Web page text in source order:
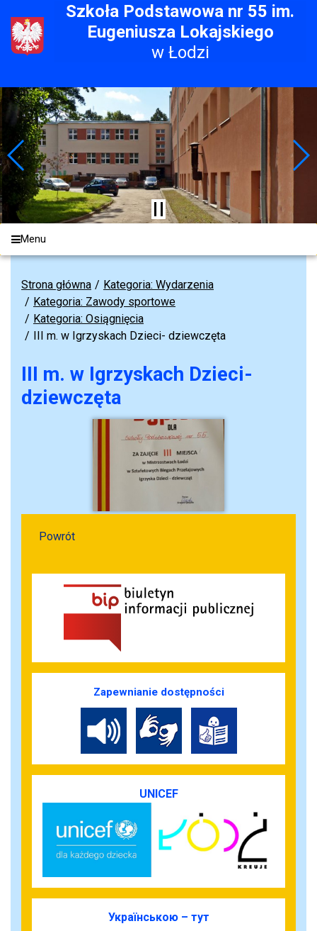
Szkoła Podstawowa nr 55 im.
Eugeniusza Lokajskiego
w Łodzi
Menu
Strona główna
Kategoria: Wydarzenia
Kategoria: Zawody sportowe
Kategoria: Osiągnięcia
III m. w Igrzyskach Dzieci- dziewczęta
III m. w Igrzyskach Dzieci-
dziewczęta
Powrót
Zapewnianie dostępności
UNICEF
Українською – тут